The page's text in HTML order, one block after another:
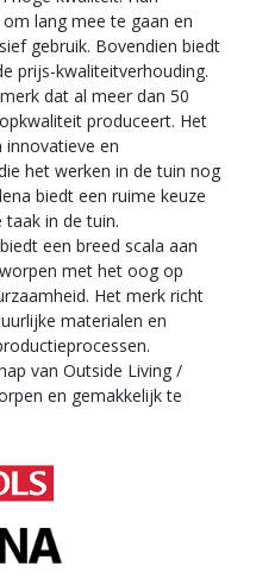
lang mee te gaan en
gebruik. Bovendien biedt
prijs-kwaliteitverhouding.
dat al meer dan 50
produceert. Het
en
het werken in de tuin nog
biedt een ruime keuze
in de tuin.
biedt een breed scala aan
met het oog op
Het merk richt
materialen en
van Outside Living /
en gemakkelijk te